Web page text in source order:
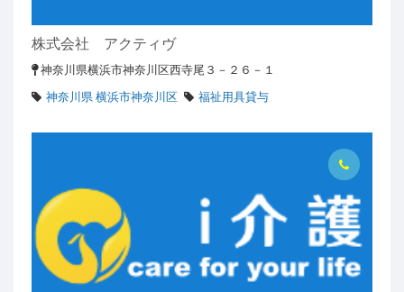
株式会社 アクティヴ
神奈川県横浜市神奈川区西寺尾３－２６－１
神奈川県 横浜市神奈川区
福祉用具貸与